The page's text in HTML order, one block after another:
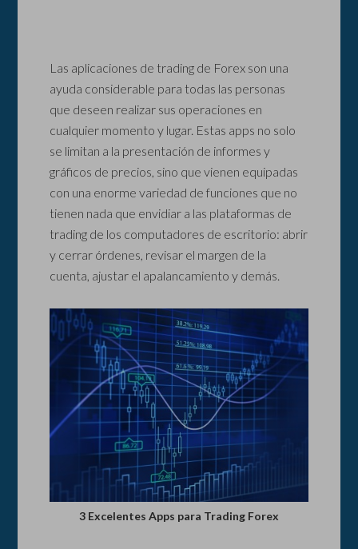
Las aplicaciones de trading de Forex son una
ayuda considerable para todas las personas
que deseen realizar sus operaciones en
cualquier momento y lugar. Estas apps no solo
se limitan a la presentación de informes y
gráficos de precios, sino que vienen equipadas
con una enorme variedad de funciones que no
tienen nada que envidiar a las plataformas de
trading de los computadores de escritorio: abrir
y cerrar órdenes, revisar el margen de la
cuenta, ajustar el apalancamiento y demás.
3 Excelentes Apps para Trading Forex